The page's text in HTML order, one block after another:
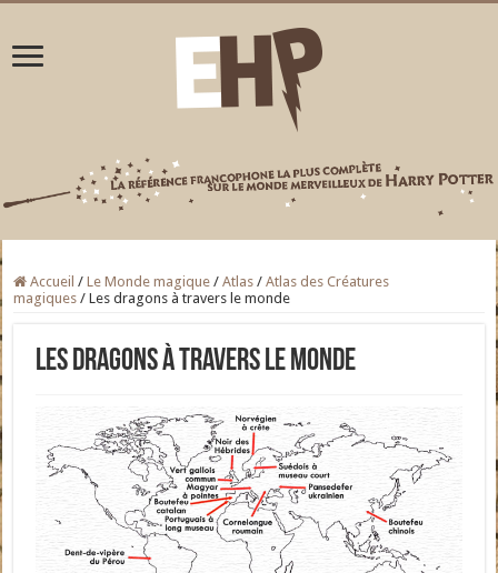
Accueil / Le Monde magique / Atlas / Atlas des Créatures
magiques / Les dragons à travers le monde
Les dragons à travers le monde